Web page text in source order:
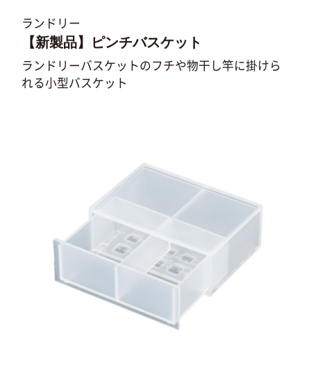
ランドリー
【新製品】ピンチバスケット
ランドリーバスケットのフチや物干し竿に掛けら
れる小型バスケット